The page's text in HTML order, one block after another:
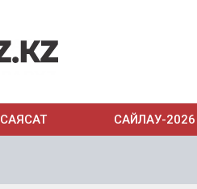
САЯСАТ САЙЛАУ-2026